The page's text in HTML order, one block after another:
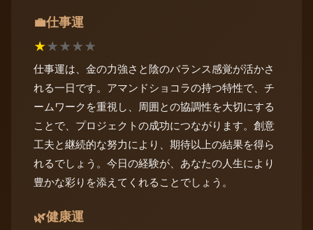
💼仕事運
★★★★★
仕事運は、金の力強さと陰のバランス感覚が活かさ
れる一日です。アマンドショコラの持つ特性で、チ
ームワークを重視し、周囲との協調性を大切にする
ことで、プロジェクトの成功につながります。創意
工夫と継続的な努力により、期待以上の結果を得ら
れるでしょう。今日の経験が、あなたの人生により
豊かな彩りを添えてくれることでしょう。
🌿健康運